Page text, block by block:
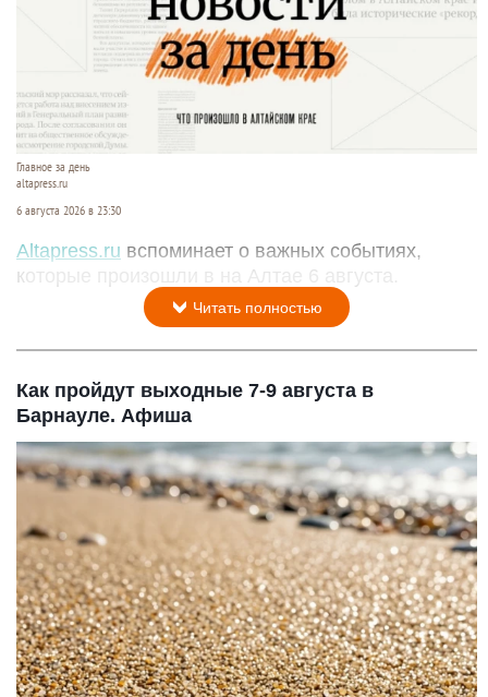
Главное за день
altapress.ru
6 августа 2026 в 23:30
Altapress.ru вспоминает о важных событиях,
которые произошли в на Алтае 6 августа.
Читать полностью
Как пройдут выходные 7-9 августа в
Барнауле. Афиша